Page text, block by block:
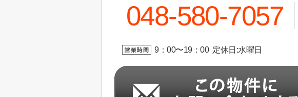
048-580-7057
9：00〜19：00 定休日:水曜日